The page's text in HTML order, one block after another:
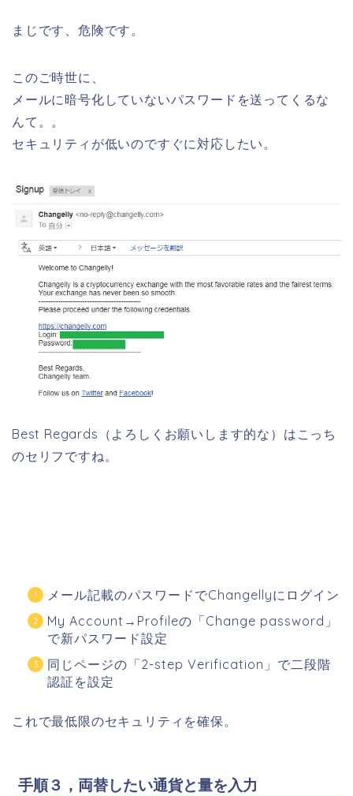
まじです、危険です。
このご時世に、
メールに暗号化していないパスワードを送ってくるな
んて。。
セキュリティが低いのですぐに対応したい。
Best Regards（よろしくお願いします的な）はこっち
のセリフですね。
メール記載のパスワードでChangellyにログイン
My Account→Profileの「Change password」
で新パスワード設定
同じページの「2-step Verification」で二段階
認証を設定
これで最低限のセキュリティを確保。
手順３，両替したい通貨と量を入力